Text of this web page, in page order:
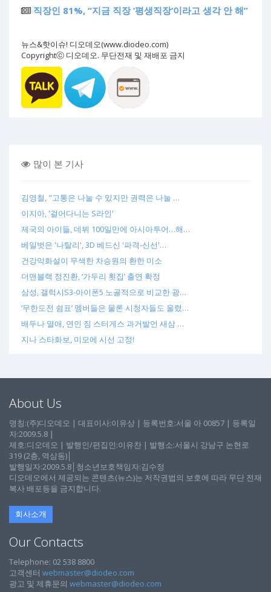
직장인 81%, “지금 직장 ‘평생직장’이라고 생각 안 해”
뉴스&핫이슈! 디오데오(www.diodeo.com)
Copyrightⓒ 디오데오. 무단전재 및 재배포 금지
많이 본 기사
김영철, "고통은 나눌 수 있지만 권력은 나눌 …
이지아, '걸어다니는 S라인'
제국의 아이들, 데뷔 100일만에 아시아투어…해…
베일벗은 '나탈리', 3D 베드신 '파격-신선'…
건강악화설이 무색한 차승원의 환한 미소
더맨블랙 정진환, ‘가두리 횟집’ 출연 확정
삼성, 갤럭시S3-아이폰5 노골적으로 비교한 광…
‘무한도전 쉼표’ 멤버들은 물론 시청자들도 울렸…
배두나 열애, 연인 짐 스터게스 과거발언 새삼 …
지나 스타화보, 미모에 시선 고정!
About Us
명칭:(주)디오데오 | 대표이사:이유상 | 등록번호:서울 아 00857 | 등록일
자:2009.5.8 |
제호:디오데오 | 발행인/편집인:이유찬 | 발행소:서울시 강남구 논현로
319 (2층, 역삼동)│
발행일자:2009.5.8│청소년보호책임자:김수정
디오데오에서 제공되는 콘텐츠(뉴스)는 저작권법의 보호에 따라 무단 전재
복사 배포등을 금지합니다.
회사소개
Our Contacts
Telephone: 02 538 8800
고객센터 webmaster@diodeo.com
광고 및 제휴문의 webmaster@diodeo.com